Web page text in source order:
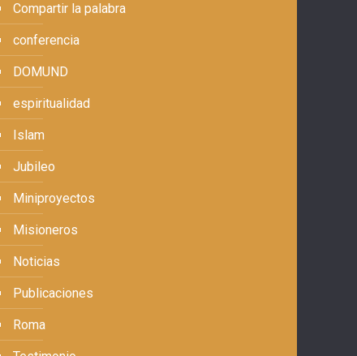
Compartir la palabra
conferencia
DOMUND
espiritualidad
Islam
Jubileo
Miniproyectos
Misioneros
Noticias
Publicaciones
Roma